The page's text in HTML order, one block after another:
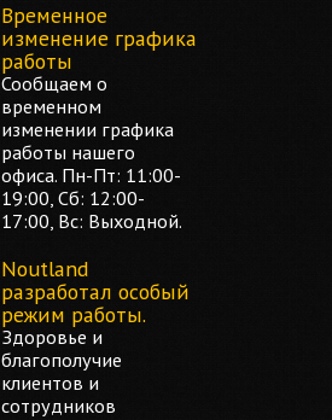
Временное
изменение графика
работы
Сообщаем о
временном
изменении графика
работы нашего
офиса. Пн-Пт: 11:00-
19:00, Сб: 12:00-
17:00, Вс: Выходной.
Noutland
разработал особый
режим работы.
Здоровье и
благополучие
клиентов и
сотрудников